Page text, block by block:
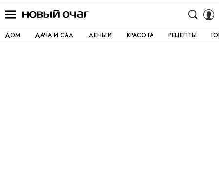
ДОМ ДАЧА И САД ДЕНЬГИ КРАСОТА РЕЦЕПТЫ